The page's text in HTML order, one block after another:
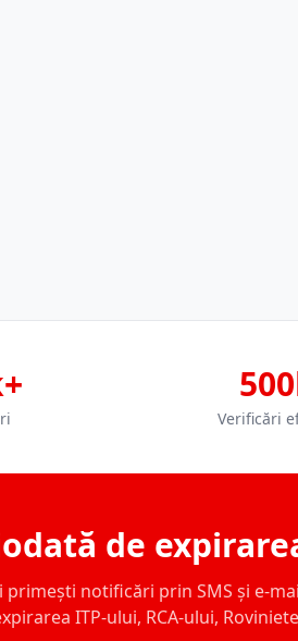
Verificări
de
notificări prin SMS și e-
ITP-ului, RCA-ului,